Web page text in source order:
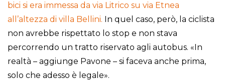
bici si era immessa da via Litrico su via Etnea
all’altezza di villa Bellini. In quel caso, però, la ciclista
non avrebbe rispettato lo stop e non stava
percorrendo un tratto riservato agli autobus. «In
realtà – aggiunge Pavone – si faceva anche prima,
solo che adesso è legale».